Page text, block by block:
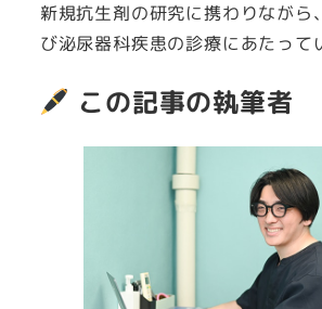
新規抗生剤の研究に携わりながら
び泌尿器科疾患の診療にあたって
この記事の執筆者